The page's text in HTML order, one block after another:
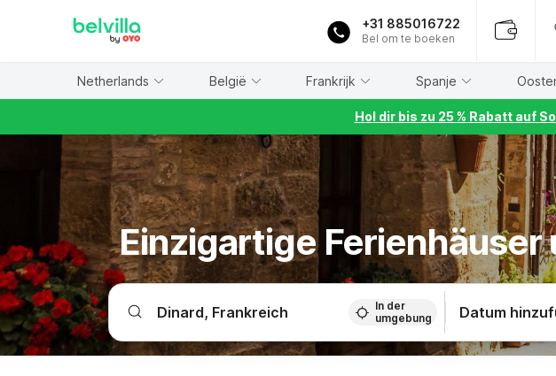
+31 885016722
Bel om te boeken
Netherlands België Frankrijk Spanje
Hol dir bis zu 25 % Rabatt auf
Einzigartige
In der
umgebung
Datum